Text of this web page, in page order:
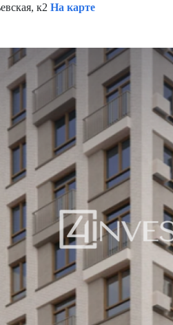
к2 На карте